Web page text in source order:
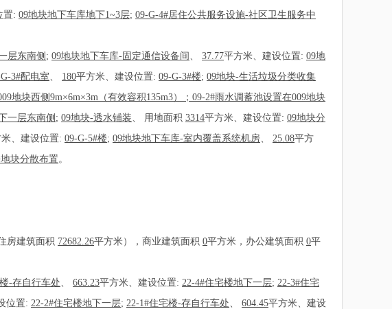
置: 09地块地下车库地下1~3层; 09-G-4#居住公共服务设施-社区卫生服务中
层东南侧 ; 09地块地下车库-固定通信设备间 、 37.77平方米、建设位置: 09地
3#配电室、 180平方米、建设位置: 09-G-3#楼; 09地块-生活垃圾分类收集
地块西侧9m×6m×3m（有效容积135m3）；09-2#雨水调蓄池设置在009地块
一层东南侧 ; 09地块-透水铺装、 用地面积 3314平方米、建设位置: 09地块分
、建设位置: 09-G-5#楼; 09地块地下车库-室内覆盖系统机房、 25.08平方
块分散布置。
房建筑面积 72682.26平方米），商业建筑面积 0平方米，办公建筑面积 0平
-存自行车处、 663.23平方米、建设位置: 22-4#住宅楼地下一层; 22-3#住宅
位置: 22-2#住宅楼地下一层; 22-1#住宅楼-存自行车处、 604.45平方米、建设